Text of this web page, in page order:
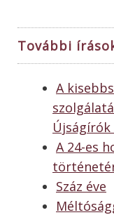
További
A
A 24-es
Száz éve